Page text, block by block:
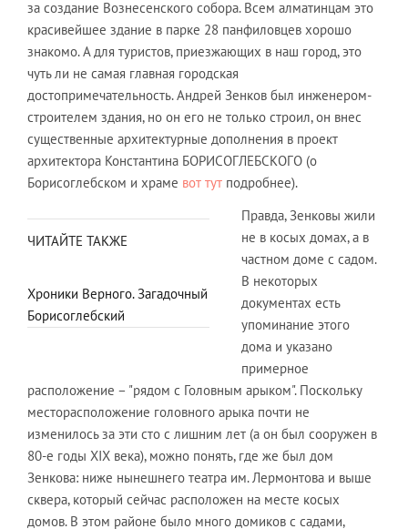
за создание Вознесенского собора. Всем алматинцам это
красивейшее здание в парке 28 панфиловцев хорошо
знакомо. А для туристов, приезжающих в наш город, это
чуть ли не самая главная городская
достопримечательность. Андрей Зенков был инженером-
строителем здания, но он его не только строил, он внес
существенные архитектурные дополнения в проект
архитектора Константина БОРИСОГЛЕБСКОГО (о
Борисоглебском и храме вот тут подробнее).
ЧИТАЙТЕ ТАКЖЕ
Хроники Верного. Загадочный
Борисоглебский
Правда, Зенковы жили
не в косых домах, а в
частном доме с садом.
В некоторых
документах есть
упоминание этого
дома и указано
примерное
расположение – "рядом с Головным арыком". Поскольку
месторасположение головного арыка почти не
изменилось за эти сто с лишним лет (а он был сооружен в
80-е годы XIX века), можно понять, где же был дом
Зенкова: ниже нынешнего театра им. Лермонтова и выше
сквера, который сейчас расположен на месте косых
домов. В этом районе было много домиков с садами,